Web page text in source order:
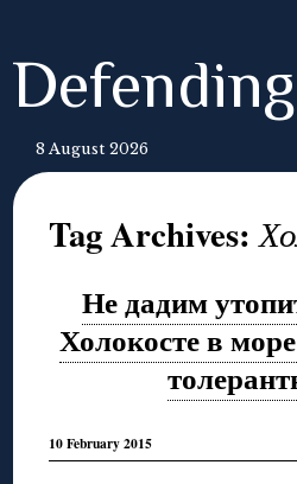
8 August 2026
Tag Archives:
Не дадим
Холокосте в
10 February 2015